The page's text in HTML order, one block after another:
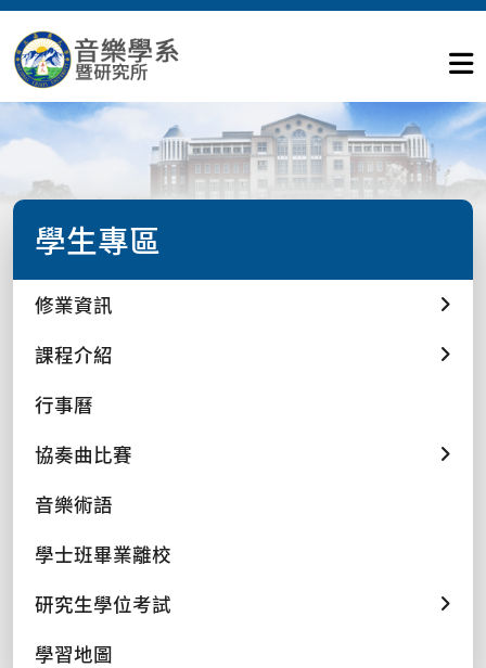
學生專區
修業資訊
課程介紹
行事曆
協奏曲比賽
音樂術語
學士班畢業離校
研究生學位考試
學習地圖